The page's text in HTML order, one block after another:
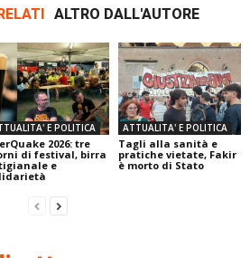
ALTRO DALL'AUTORE
E POLITICA
2026: tre
di festival, birra
e
ATTUALITA' E POLITICA
Tagli alla sanità e
pratiche vietate, Fakir
è morto di Stato